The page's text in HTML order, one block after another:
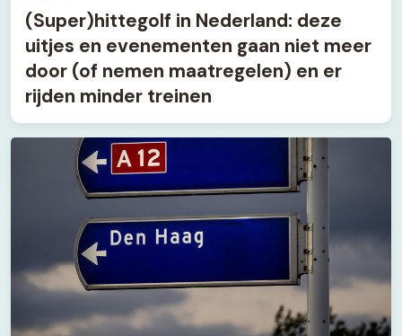
(Super)hittegolf in Nederland: deze
uitjes en evenementen gaan niet meer
door (of nemen maatregelen) en er
rijden minder treinen